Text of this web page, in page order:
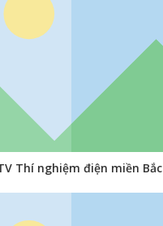
Thí nghiệm điện miền Bắc